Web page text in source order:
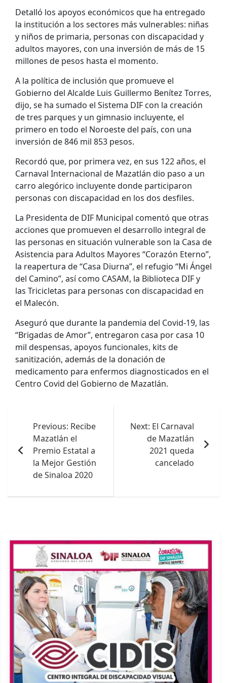
Detalló los apoyos económicos que ha entregado
la institución a los sectores más vulnerables: niñas
y niños de primaria, personas con discapacidad y
adultos mayores, con una inversión de más de 15
millones de pesos hasta el momento.
A la política de inclusión que promueve el
Gobierno del Alcalde Luis Guillermo Benítez Torres,
dijo, se ha sumado el Sistema DIF con la creación
de tres parques y un gimnasio incluyente, el
primero en todo el Noroeste del país, con una
inversión de 846 mil 853 pesos.
Recordó que, por primera vez, en sus 122 años, el
Carnaval Internacional de Mazatlán dio paso a un
carro alegórico incluyente donde participaron
personas con discapacidad en los dos desfiles.
La Presidenta de DIF Municipal comentó que otras
acciones que promueven el desarrollo integral de
las personas en situación vulnerable son la Casa de
Asistencia para Adultos Mayores “Corazón Eterno”,
la reapertura de “Casa Diurna”, el refugio “Mi Ángel
del Camino”, así como CASAM, la Biblioteca DIF y
las Tricicletas para personas con discapacidad en
el Malecón.
Aseguró que durante la pandemia del Covid-19, las
“Brigadas de Amor”, entregaron casa por casa 10
mil despensas, apoyos funcionales, kits de
sanitización, además de la donación de
medicamento para enfermos diagnosticados en el
Centro Covid del Gobierno de Mazatlán.
entradas
Previous: Recibe
Mazatlán el
Premio Estatal a
la Mejor Gestión
de Sinaloa 2020
Next: El Carnaval
de Mazatlán
2021 queda
cancelado